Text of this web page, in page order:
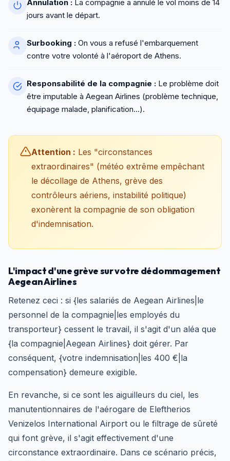
Annulation : La compagnie a annulé le vol moins de 14
jours avant le départ.
Surbooking : On vous a refusé l'embarquement
contre votre volonté à l'aéroport de Athens.
Responsabilité de la compagnie : Le problème doit
être imputable à Aegean Airlines (problème technique,
équipage malade, planification...).
Attention : Les "circonstances
extraordinaires" (météo extrême empêchant
le décollage de Athens, grève des
contrôleurs aériens, instabilité politique)
exonèrent la compagnie de son obligation
d'indemnisation.
L'impact d'une grève sur votre dédommagement
Aegean Airlines
Retenez ceci : si {les salariés de Aegean Airlines|le
personnel de la compagnie|les employés du
transporteur} cessent le travail, il s'agit d'un aléa que
{la compagnie|Aegean Airlines} doit gérer. Par
conséquent, {votre indemnisation|les 400 €|la
compensation} demeure exigible.
En revanche, si ce sont les aiguilleurs du ciel, les
manutentionnaires de l'aérogare de Eleftherios
Venizelos International Airport ou le filtrage de sûreté
qui font grève, il s'agit effectivement d'une
circonstance extraordinaire. Dans ce scénario précis,